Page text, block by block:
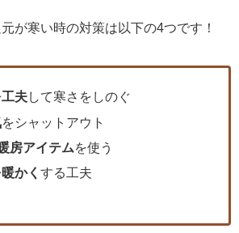
が寒い時の対策は以下の4つです！
夫して寒さをしのぐ
をシャットアウト
房アイテムを使う
かくする工夫